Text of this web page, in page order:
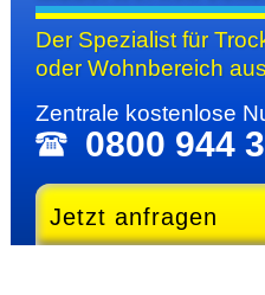
Der Spezialist für
oder Wohn­bereich
Zentrale kosten­lose
0800 944
Jetzt anfragen